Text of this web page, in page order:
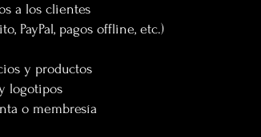
a los clientes
PayPal, pagos offline, etc.)
y productos
logotipos
o membresía